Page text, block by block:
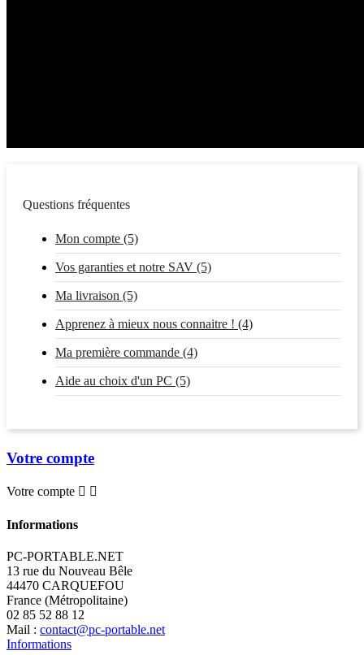
Questions fréquentes
Mon compte (5)
Vos garanties et notre SAV (5)
Ma livraison (5)
Apprenez à mieux nous connaitre ! (4)
Ma première commande (4)
Aide au choix d'un PC (5)
Votre compte
Votre compte  
Informations
PC-PORTABLE.NET
13 rue du Nouveau Bêle
44470 CARQUEFOU
France (Métropolitaine)
02 85 52 88 12
Mail : contact@pc-portable.net
Informations